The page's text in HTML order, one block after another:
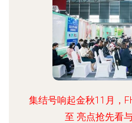
集结号响起金秋11月，
至 亮点抢先看